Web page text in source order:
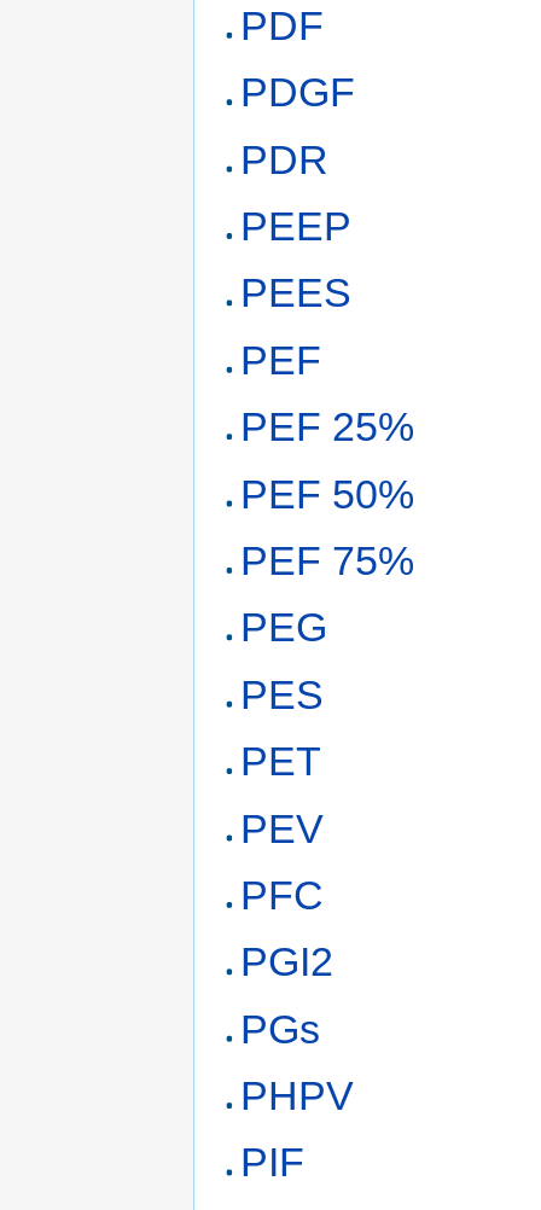
PDF
PDGF
PDR
PEEP
PEES
PEF
PEF 25%
PEF 50%
PEF 75%
PEG
PES
PET
PEV
PFC
PGI2
PGs
PHPV
PIF